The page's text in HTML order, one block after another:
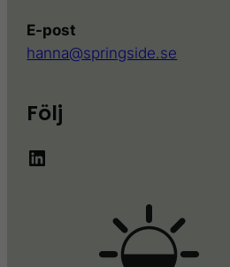
E-post
hanna@springside.se
Följ
LinkedIn